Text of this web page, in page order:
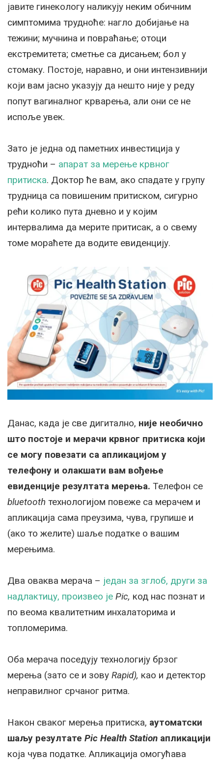
јавите гинекологу наликују неким обичним
симптомима трудноће: нагло добијање на
тежини; мучнина и повраћање; отоци
екстремитета; сметње са дисањем; бол у
стомаку. Постоје, наравно, и они интензивнији
који вам јасно указују да нешто није у реду
попут вагиналног крварења, али они се не
испоље увек.
Зато је једна од паметних инвестиција у
трудноћи – апарат за мерење крвног
притиска. Доктор ће вам, ако спадате у групу
трудница са повишеним притиском, сигурно
рећи колико пута дневно и у којим
интервалима да мерите притисак, а о свему
томе мораћете да водите евиденцију.
Данас, када је све дигитално, није необично
што постоје и мерачи крвног притиска који
се могу повезати са апликацијом у
телефону и олакшати вам вођење
евиденције резултата мерења. Телефон се
bluetooth технологијом повеже са мерачем и
апликација сама преузима, чува, групише и
(ако то желите) шаље податке о вашим
мерењима.
Два оваква мерача – један за зглоб, други за
надлактицу, произвео је Pic, код нас познат и
по веома квалитетним инхалаторима и
топломерима.
Оба мерача поседују технологију брзог
мерења (зато се и зову Rapid), као и детектор
неправилног срчаног ритма.
Након сваког мерења притиска, аутоматски
шаљу резултате Pic Health Station апликацији
која чува податке. Апликација омогућава